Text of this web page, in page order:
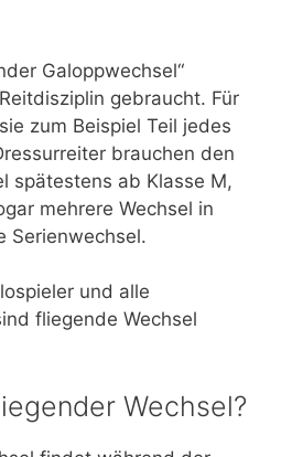
Galoppwechsel“
gebraucht. Für
zum Beispiel Teil jedes
brauchen den
spätestens ab Klasse M,
mehrere Wechsel in
Serienwechsel.
und alle
fliegende Wechsel
Wechsel?